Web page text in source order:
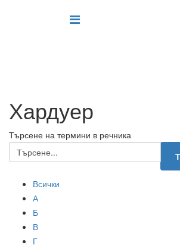
Хардуер
Търсене на термини в речника
Всички
А
Б
В
Г